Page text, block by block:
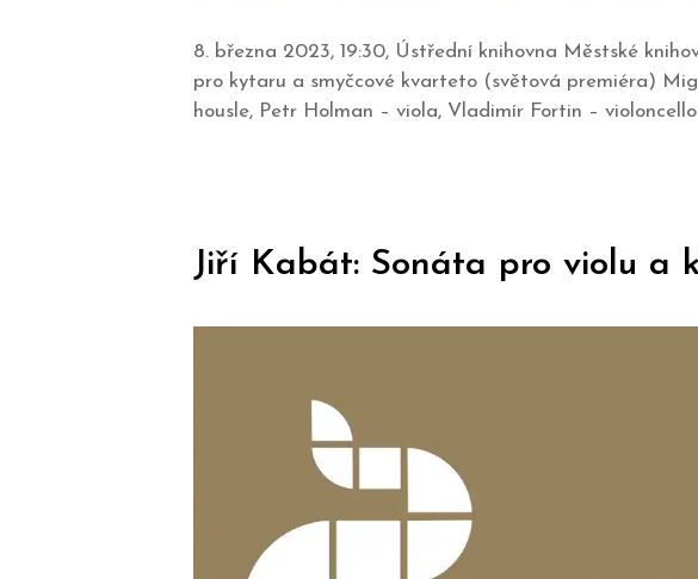
8. března 2023, 19:30, Ústřední knihovna Městské
pro kytaru a smyčcové kvarteto (světová premiéra)
housle, Petr Holman – viola, Vladimír Fortin –
Jiří Kabát: Sonáta pro violu a